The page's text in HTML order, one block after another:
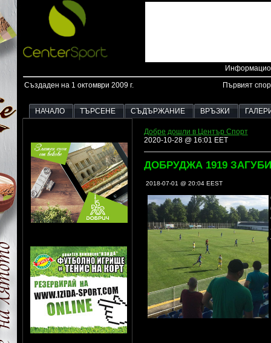
Създаден на 1 октомври 2009 г. Първият
НАЧАЛО ТЪРСЕНЕ СЪДЪРЖАНИЕ ВРЪЗКИ
Добре дошли в Център Спорт
2020-10-28 @ 16:01 EET
ДОБРУДЖА 1919
2018-07-01 @ 20:04 EEST